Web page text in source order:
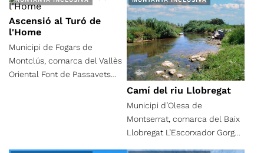
Baixada per pista fins el Pla
de la Bàscula i font de
Carlets.
Ascensió al Turó de
l'Home
Municipi de Fogars de
Montclús, comarca del Vallès
Oriental Font de Passavets
Camí del riu Llobregat
Municipi d’Olesa de
Montserrat, comarca del Baix
Llobregat L’Escorxador Gorg